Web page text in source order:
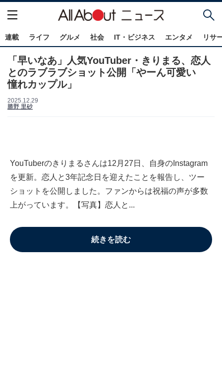
連載 ライフ グルメ 社会 IT・ビジネス エンタメ リサ
「早いなあ」人気YouTuber・きりまる、恋人
とのラブラブショット公開「やーん可愛い
憧れカップル」
2025.12.29
勝野 里砂
YouTuberのきりまるさんは12月27日、自身のInstagram
を更新。恋人と3年記念日を迎えたことを報告し、ツー
ショットを公開しました。ファンからは祝福の声が多数
上がっています。【写真】恋人と...
続きを読む